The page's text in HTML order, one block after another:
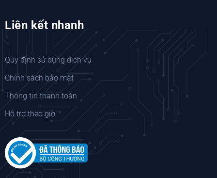
Liên kết nhanh
Quy định sử dụng dịch vụ
Chính sách bảo mật
Thông tin thanh toán
Hỗ trợ theo giờ